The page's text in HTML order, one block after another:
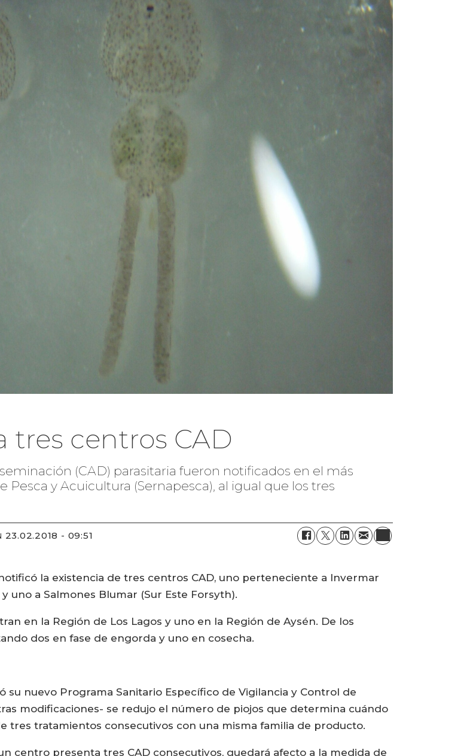
tres centros CAD
(CAD) parasitaria fueron notificados en el más
y Acuicultura (Sernapesca), al igual que los tres
23.02.2018 - 09:51
la existencia de tres centros CAD, uno perteneciente a Invermar
uno a Salmones Blumar (Sur Este Forsyth).
en la Región de Los Lagos y uno en la Región de Aysén. De los
dos en fase de engorda y uno en cosecha.
su nuevo Programa Sanitario Específico de Vigilancia y Control de
modificaciones- se redujo el número de piojos que determina cuándo
tres tratamientos consecutivos con una misma familia de producto.
centro presenta tres CAD consecutivos, quedará afecto a la medida de